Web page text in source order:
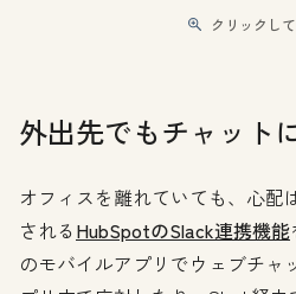
クリックし
外出先でもチャット
オフィスを離れていても、心配
されるHubSpotのSlack連携機能
のモバイルアプリでウェブチャ